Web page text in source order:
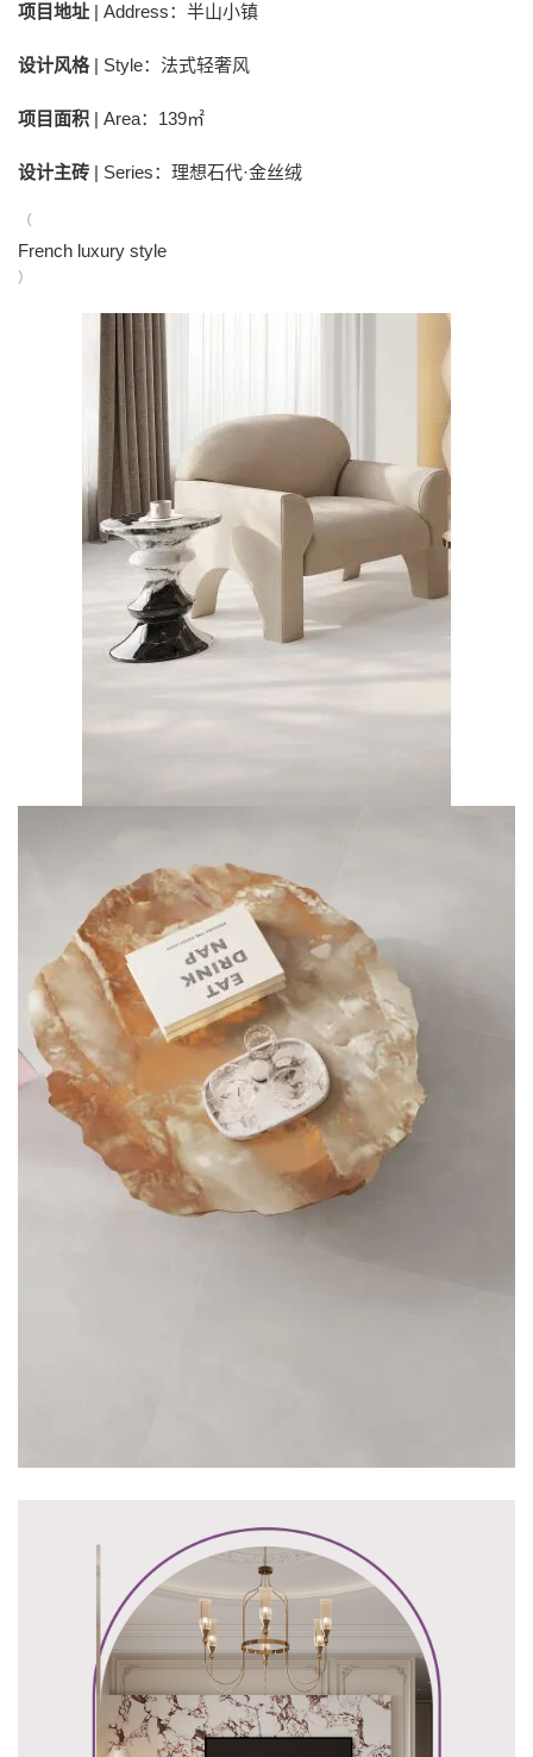
项目地址 | Address：半山小镇
设计风格| Style：法式轻奢风
项目面积 | Area：139㎡
设计主砖 | Series：理想石代·金丝绒
（
French luxury style
）